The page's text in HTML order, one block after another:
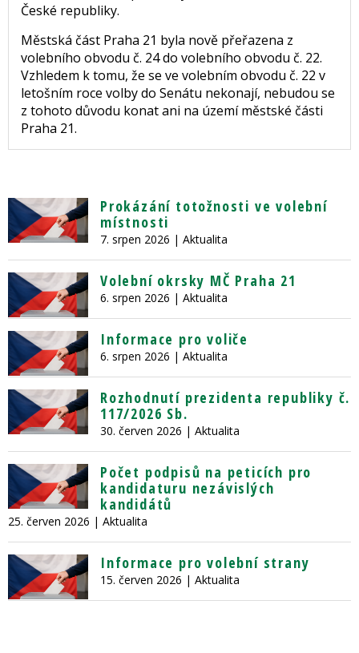
České republiky.
Městská část Praha 21 byla nově přeřazena z
volebního obvodu č. 24 do volebního obvodu č. 22.
Vzhledem k tomu, že se ve volebním obvodu č. 22 v
letošním roce volby do Senátu nekonají, nebudou se
z tohoto důvodu konat ani na území městské části
Praha 21.
Prokázání totožnosti ve volební
místnosti
7. srpen 2026 | Aktualita
Volební okrsky MČ Praha 21
6. srpen 2026 | Aktualita
Informace pro voliče
6. srpen 2026 | Aktualita
Rozhodnutí prezidenta republiky č.
117/2026 Sb.
30. červen 2026 | Aktualita
Počet podpisů na peticích pro
kandidaturu nezávislých
kandidátů
25. červen 2026 | Aktualita
Informace pro volební strany
15. červen 2026 | Aktualita